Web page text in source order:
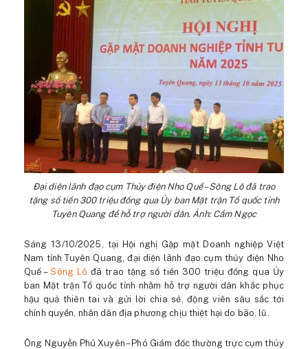
Đại diện lãnh đạo cụm Thủy điện Nho Quế – Sông Lô đã trao
tặng số tiền 300 triệu đồng qua Ủy ban Mặt trận Tổ quốc tỉnh
Tuyên Quang để hỗ trợ người dân. Ảnh: Cẩm Ngọc
Sáng 13/10/2025, tại Hội nghị Gặp mặt Doanh nghiệp Việt
Nam tỉnh Tuyên Quang, đại diện lãnh đạo cụm thủy điện Nho
Quế –Sông Lô đã trao tặng số tiền 300 triệu đồng qua Ủy
ban Mặt trận Tổ quốc tỉnh nhằm hỗ trợ người dân khắc phục
hậu quả thiên tai và gửi lời chia sẻ, động viên sâu sắc tới
chính quyền, nhân dân địa phương chịu thiệt hại do bão, lũ.
Ông Nguyễn Phú Xuyên – Phó Giám đốc thường trực cụm thủy